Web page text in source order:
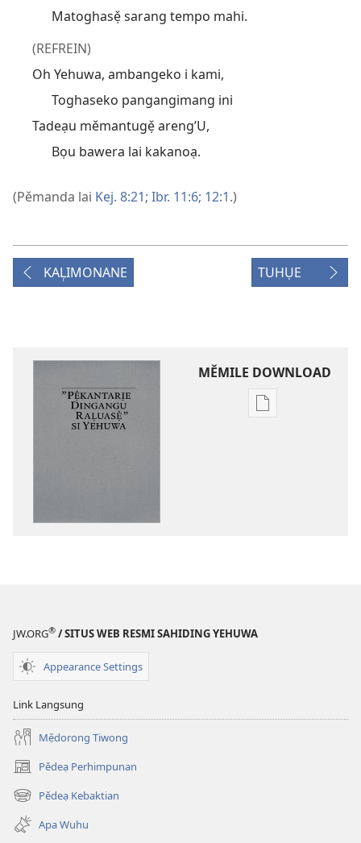
Matoghasẹ̌ sarang tempo mahi.
(REFREIN)
Oh Yehuwa, ambangeko i kami,
Toghaseko pangangimang ini
Tadeạu měmantugẹ̌ areng’U,
Bọu bawera lai kakanoạ.
(Pěmanda lai Kej. 8:21; Ibr. 11:6; 12:1.)
KAL᷊IMONANE TUHỤE
MĚMILE DOWNLOAD
Pilihan
JW.ORG® / SITUS WEB RESMI SAHIDING YEHUWA
Appearance Settings
Link Langsung
Mẹ̌dorong Tiwong
Pědeạ Perhimpunan
(opens
new
window)
Pědeạ Kebaktian
(opens
new
window)
Apa Wuhu